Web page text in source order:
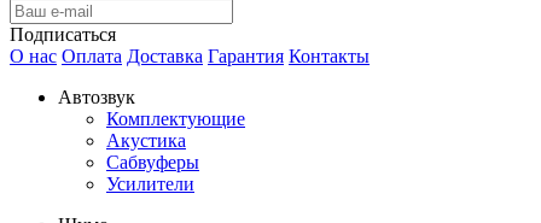
Подписаться
О нас Оплата Доставка Гарантия Контакты
Автозвук
Комплектующие
Акустика
Сабвуферы
Усилители